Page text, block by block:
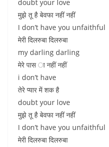
doubt your love
मुझे तू है बेवफा नहीं नहीं
I don’t have you unfaithful
मेरी दिलरुबा दिलरुबा
my darling darling
मेरे पास ा नहीं नहीं
i don’t have
तेरे प्यार में शक है
doubt your love
मुझे तू है बेवफा नहीं नहीं
I don’t have you unfaithful
मेरी दिलरुबा दिलरुबा